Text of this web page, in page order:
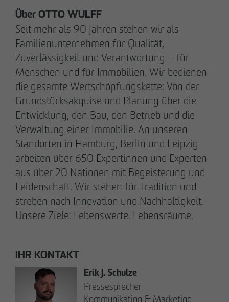
Über OTTO WULFF
Seit mehr als 90 Jahren stehen wir als
Familienunternehmen für Qualität,
Zuverlässigkeit und Verantwortung – für
Menschen und für Immobilien. Wir bedienen
die gesamte Wertschöpfungskette: Von der
Grundstücksakquise und Planung über die
Entwicklung, den Bau, den Betrieb und die
Verwaltung einer Immobilie. An unseren
Standorten in Hamburg, Berlin und Leipzig
arbeiten über 650 Expertinnen und Experten
aus über 20 Nationen mit Begeisterung und
Leidenschaft. Wir stehen für Tradition und
streben nach Innovation und Nachhaltigkeit.
Unsere Ziele: Lebenswerte. Lebensräume.
IHR KONTAKT
Erik J. Schulze
Pressesprecher
Kommunikation & Marketing
mwedgbury
+49 172 7311403
Nicol Weinzweig
Kommunikationsreferentin Intern
Kommunikation & Marketing
nweinzweig@
otto-wulff.de
+49 173 1590689
Lisann Hessel-Matusek
Presse- und Öffentlichkeitsarbeit
Kommunikation & Marketing
Ihesselmatusek@otto-wulff.de
+49 151 15990464
Geschäftspartner werden
Hinweisgeberformular